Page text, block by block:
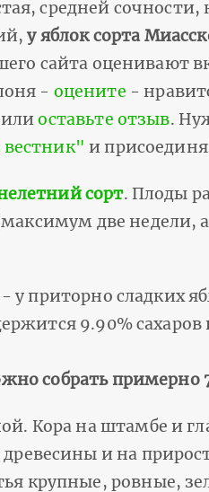
средней
у яблок сорта
сайта оценивают
- оцените -
илиоставьте отзыв.
и
сорт. Плоды
две недели,
у приторно сладких
9.90% сахаров
собрать примерно
Кора на штамбе и
и на
крупные, ровные,